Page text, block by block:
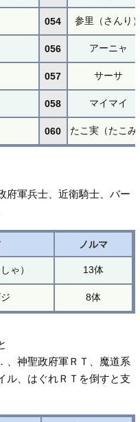
054 参里（さんり
056 アーニャ
057 サーサ
058 マイマイ
060 たこ実（たこみ
府軍兵士、近衛騎士、バー
ノルマ
ゃ） 13体
8体
、神聖政府軍ＲＴ、魔道系
ル、はぐれＲＴを倒すと支